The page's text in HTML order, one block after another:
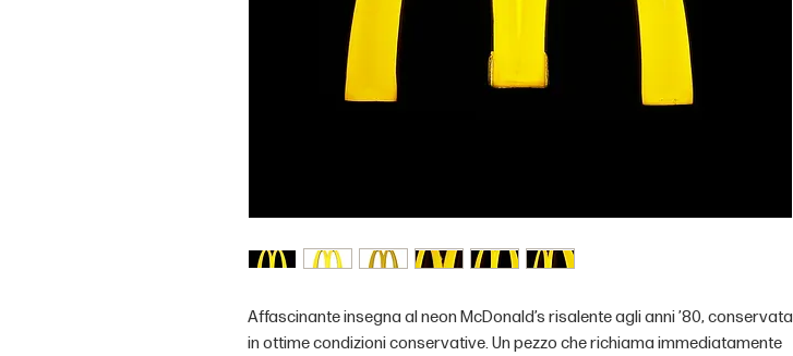
Affascinante insegna al neon McDonald’s risalente agli anni ’80, conservata
in ottime condizioni conservative. Un pezzo che richiama immediatamente